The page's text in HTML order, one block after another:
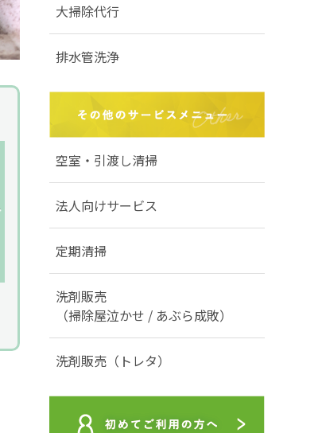
大掃除代行
排水管洗浄
空室・引渡し清掃
法人向けサービス
定期清掃
洗剤販売
（掃除屋泣かせ / あぶら成敗）
洗剤販売（トレタ）